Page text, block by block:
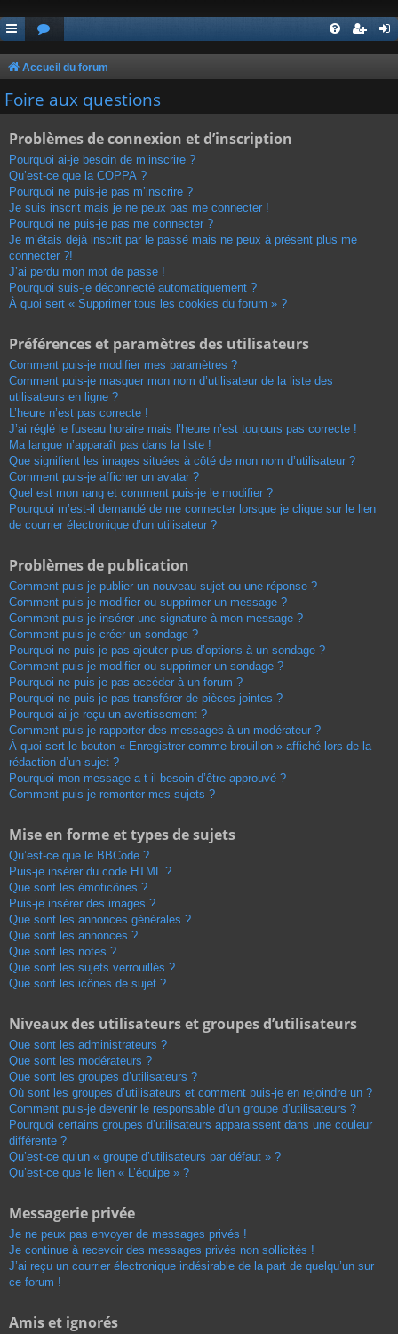
Accueil du forum
Foire aux questions
Problèmes de connexion et d’inscription
Pourquoi ai-je besoin de m’inscrire ?
Qu’est-ce que la COPPA ?
Pourquoi ne puis-je pas m’inscrire ?
Je suis inscrit mais je ne peux pas me connecter !
Pourquoi ne puis-je pas me connecter ?
Je m’étais déjà inscrit par le passé mais ne peux à présent plus me
connecter ?!
J’ai perdu mon mot de passe !
Pourquoi suis-je déconnecté automatiquement ?
À quoi sert « Supprimer tous les cookies du forum » ?
Préférences et paramètres des utilisateurs
Comment puis-je modifier mes paramètres ?
Comment puis-je masquer mon nom d’utilisateur de la liste des
utilisateurs en ligne ?
L’heure n’est pas correcte !
J’ai réglé le fuseau horaire mais l’heure n’est toujours pas correcte !
Ma langue n’apparaît pas dans la liste !
Que signifient les images situées à côté de mon nom d’utilisateur ?
Comment puis-je afficher un avatar ?
Quel est mon rang et comment puis-je le modifier ?
Pourquoi m’est-il demandé de me connecter lorsque je clique sur le lien
de courrier électronique d’un utilisateur ?
Problèmes de publication
Comment puis-je publier un nouveau sujet ou une réponse ?
Comment puis-je modifier ou supprimer un message ?
Comment puis-je insérer une signature à mon message ?
Comment puis-je créer un sondage ?
Pourquoi ne puis-je pas ajouter plus d’options à un sondage ?
Comment puis-je modifier ou supprimer un sondage ?
Pourquoi ne puis-je pas accéder à un forum ?
Pourquoi ne puis-je pas transférer de pièces jointes ?
Pourquoi ai-je reçu un avertissement ?
Comment puis-je rapporter des messages à un modérateur ?
À quoi sert le bouton « Enregistrer comme brouillon » affiché lors de la
rédaction d’un sujet ?
Pourquoi mon message a-t-il besoin d’être approuvé ?
Comment puis-je remonter mes sujets ?
Mise en forme et types de sujets
Qu’est-ce que le BBCode ?
Puis-je insérer du code HTML ?
Que sont les émoticônes ?
Puis-je insérer des images ?
Que sont les annonces générales ?
Que sont les annonces ?
Que sont les notes ?
Que sont les sujets verrouillés ?
Que sont les icônes de sujet ?
Niveaux des utilisateurs et groupes d’utilisateurs
Que sont les administrateurs ?
Que sont les modérateurs ?
Que sont les groupes d’utilisateurs ?
Où sont les groupes d’utilisateurs et comment puis-je en rejoindre un ?
Comment puis-je devenir le responsable d’un groupe d’utilisateurs ?
Pourquoi certains groupes d’utilisateurs apparaissent dans une couleur
différente ?
Qu’est-ce qu’un « groupe d’utilisateurs par défaut » ?
Qu’est-ce que le lien « L’équipe » ?
Messagerie privée
Je ne peux pas envoyer de messages privés !
Je continue à recevoir des messages privés non sollicités !
J’ai reçu un courrier électronique indésirable de la part de quelqu’un sur
ce forum !
Amis et ignorés